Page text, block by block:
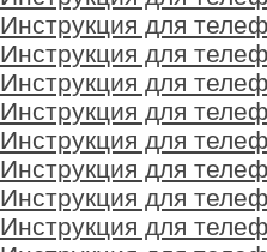
Инструкция для
Инструкция для
Инструкция для
Инструкция для
Инструкция для
Инструкция для
Инструкция для
Инструкция для